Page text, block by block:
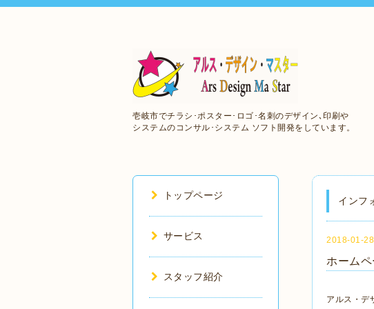
壱岐市でチラシ･ポスター･ロゴ･名刺のデザイン､印刷や
システムのコンサル･システム ソフト開発をしています。
インフ
2018-01-
ホーム
アルス・デ
トップページ
サービス
スタッフ紹介